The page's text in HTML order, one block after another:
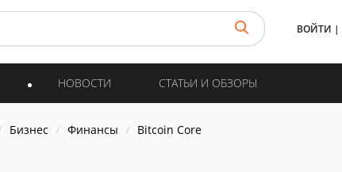
ВОЙТИ |
НОВОСТИ СТАТЬИ И ОБЗОРЫ
Бизнес Финансы Bitcoin Core